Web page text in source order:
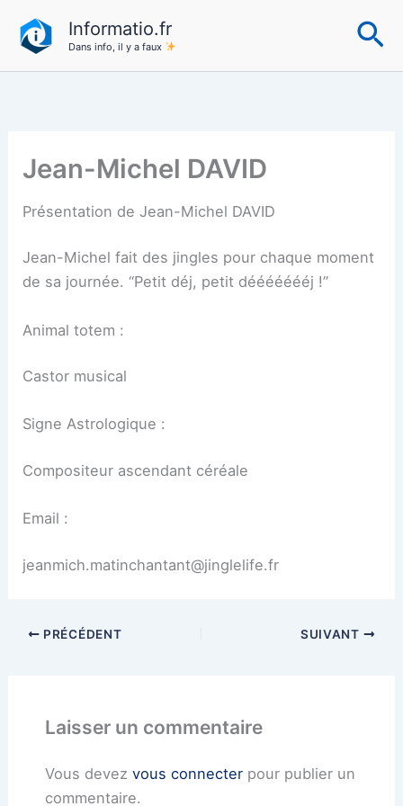
contenu
Informatio.fr
Dans info, il y a faux
Jean-Michel DAVID
Présentation de Jean-Michel DAVID
Jean-Michel fait des jingles pour chaque moment
de sa journée. “Petit déj, petit déééééééj !”
Animal totem :
Castor musical
Signe Astrologique :
Compositeur ascendant céréale
Email :
jeanmich.matinchantant@jinglelife.fr
PRÉCÉDENT SUIVANT
Laisser un commentaire
Vous devez vous connecterpour publier un
commentaire.